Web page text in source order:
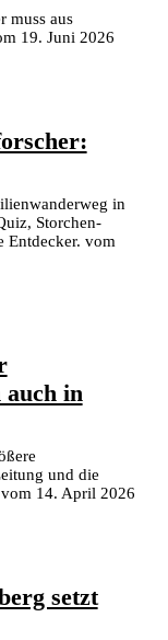
muss aus
19. Juni 2026
in
Storchen-
Entdecker. vom
auch in
und die
vom 14. April 2026
setzt